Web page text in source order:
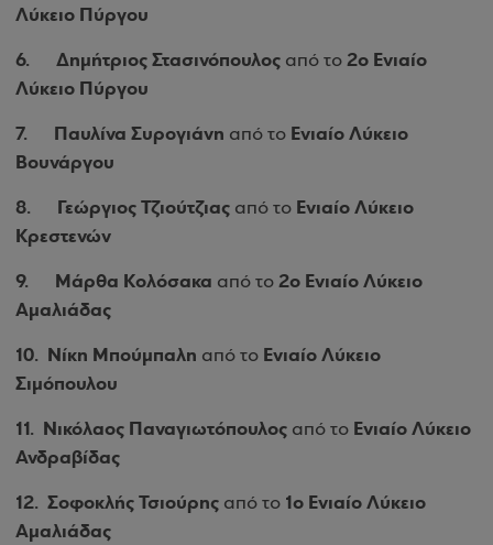
Λύκειο Πύργου
6.
Δημήτριος Στασινόπουλος από το 2ο Ενιαίο
Λύκειο Πύργου
7.
Παυλίνα Συρογιάνη από το Ενιαίο Λύκειο
Βουνάργου
8.
Γεώργιος Τζιούτζιας από το Ενιαίο Λύκειο
Κρεστενών
9.
Μάρθα Κολόσακα από το 2ο Ενιαίο Λύκειο
Αμαλιάδας
10. Νίκη Μπούμπαλη από το Ενιαίο Λύκειο
Σιμόπουλου
11. Νικόλαος Παναγιωτόπουλος από το Ενιαίο Λύκειο
Ανδραβίδας
12. Σοφοκλής Τσιούρης από το 1ο Ενιαίο Λύκειο
Αμαλιάδας